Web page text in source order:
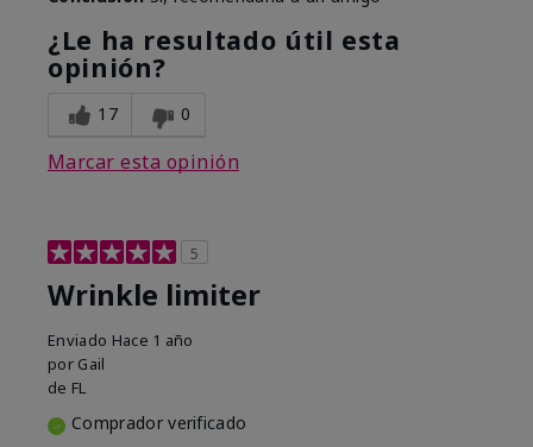
¿Le ha resultado útil esta
opinión?
17 0
Marcar esta opinión
5
Wrinkle limiter
Enviado Hace 1 año
por Gail
de FL
Comprador verificado